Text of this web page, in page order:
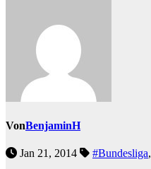
VonBenjaminH
Jan 21, 2014 #Bundesliga,